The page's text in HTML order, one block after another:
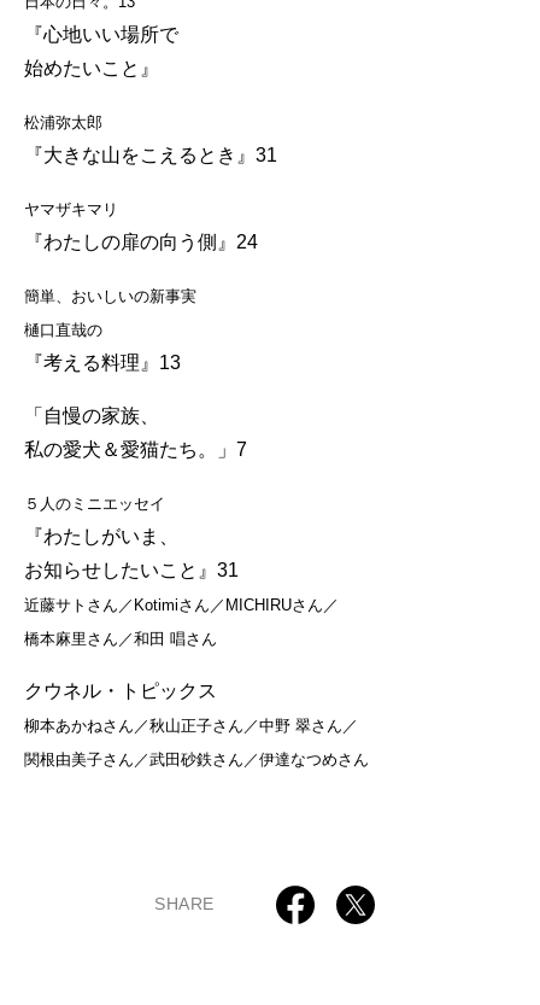
『心地いい場所で
始めたいこと』
松浦弥太郎
『大きな山をこえるとき』31
ヤマザキマリ
『わたしの扉の向う側』24
簡単、おいしいの新事実
樋口直哉の
『考える料理』13
「自慢の家族、
私の愛犬＆愛猫たち。」7
５人のミニエッセイ
『わたしがいま、
お知らせしたいこと』31
近藤サトさん／Kotimiさん／MICHIRUさん／
橋本麻里さん／和田 唱さん
クウネル・トピックス
柳本あかねさん／秋山正子さん／中野 翠さん／
関根由美子さん／武田砂鉄さん／伊達なつめさん
SHARE